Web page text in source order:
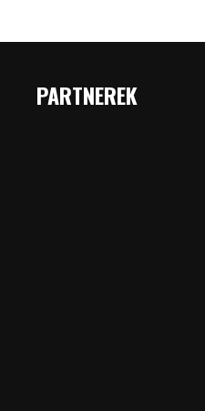
PARTNEREK